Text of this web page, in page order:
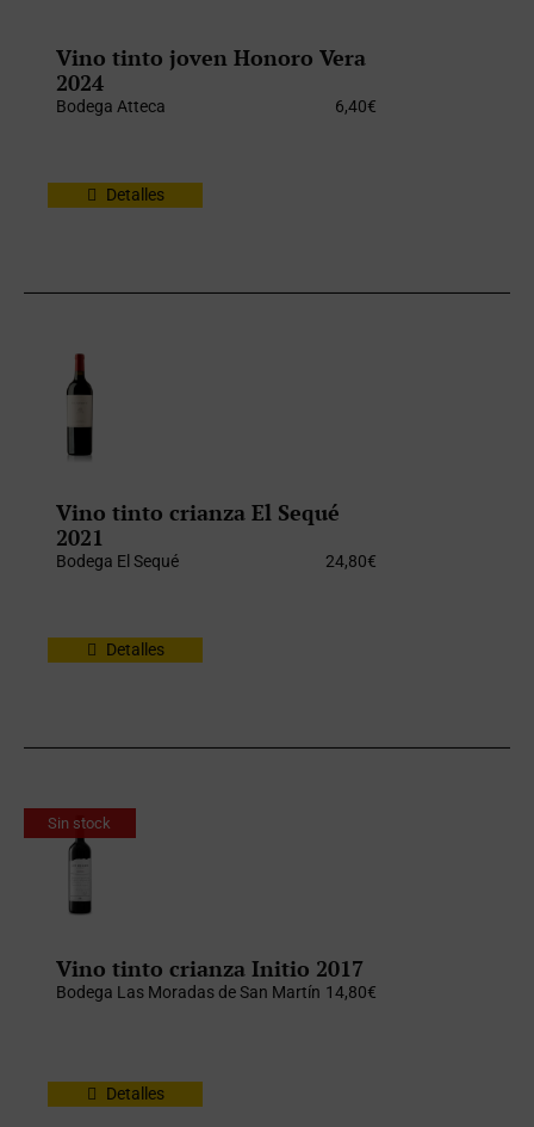
Vino tinto joven Honoro Vera
2024
Bodega Atteca 6,40€
Detalles
Vino tinto crianza El Sequé
2021
Bodega El Sequé 24,80€
Detalles
Sin stock
Vino tinto crianza Initio 2017
Bodega Las Moradas de San Martín 14,80€
Detalles